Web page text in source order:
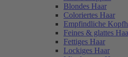
Blondes Haar
Coloriertes Haar
Empfindliche
Feines & glattes
Fettiges Haar
Lockiges Haar